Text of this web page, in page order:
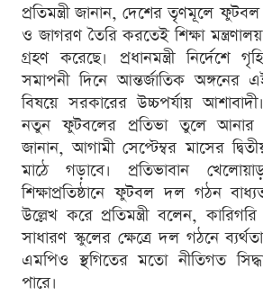
প্রতিমন্ত্রী জানান, দেশের তৃণমূলে ফুটবল
ও জাগরণ তৈরি করতেই শিক্ষা
গ্রহণ করেছে। প্রধানমন্ত্রী নির্দেশে
সমাপনী দিনে আন্তর্জাতিক অঙ্গনের
বিষয়ে সরকারের উচ্চপর্যায়
নতুন ফুটবলের প্রতিভা তুলে আনার
জানান, আগামী সেপ্টেম্বর মাসের দ্বিতীয়
মাঠে গড়াবে। প্রতিভাবান
শিক্ষাপ্রতিষ্ঠানে ফুটবল দল গঠন
উল্লেখ করে প্রতিমন্ত্রী বলেন,
সাধারণ স্কুলের ক্ষেত্রে দল গঠনে
এমপিও স্থগিতের মতো নীতিগত
পারে।